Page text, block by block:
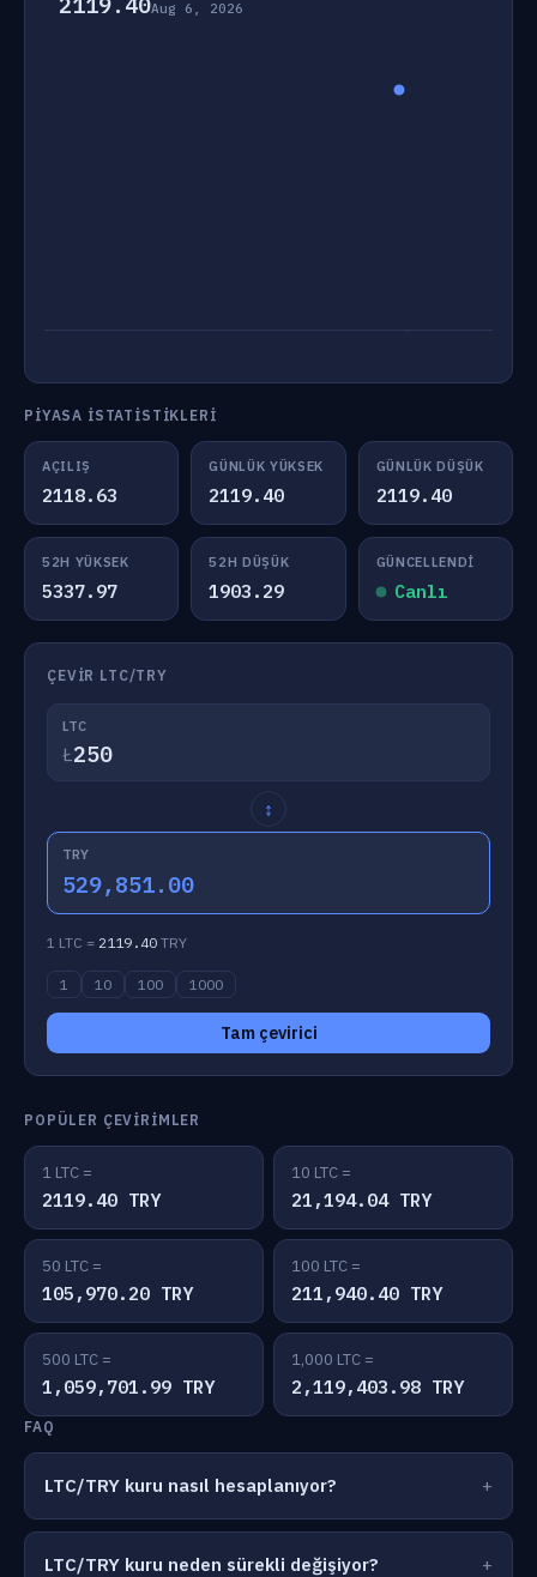
Aug 6, 2026
PIYASA İSTATISTIKLERI
AÇILIŞ
2118.63
GÜNLÜK YÜKSEK
2119.40
GÜNLÜK DÜŞÜK
2119.40
52H YÜKSEK
5337.97
52H DÜŞÜK
1903.29
GÜNCELLENDI
Canlı
ÇEVIR LTC/TRY
LTC
Ł
↕
TRY
529,851.00
1 LTC = 2119.40 TRY
1 10 100 1000
Tam çevirici
POPÜLER ÇEVIRIMLER
1 LTC =
2119.40 TRY
10 LTC =
21,194.04 TRY
50 LTC =
105,970.20 TRY
100 LTC =
211,940.40 TRY
500 LTC =
1,059,701.99 TRY
1,000 LTC =
2,119,403.98 TRY
FAQ
LTC/TRY kuru nasıl hesaplanıyor?
LTC/TRY kuru neden sürekli değişiyor?